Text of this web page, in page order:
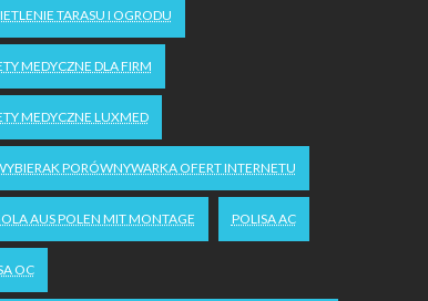
TARASU I OGRODU
MEDYCZNE DLA FIRM
MEDYCZNE LUXMED
PORÓWNYWARKA OFERT INTERNETU
AUS POLEN MIT MONTAGE POLISA AC
OC